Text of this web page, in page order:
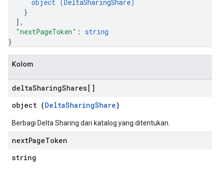
object ( DeltaSharingShare)
}
] ,
"nextPageToken" : string
}
Kolom
deltaSharingShares[]
object (DeltaSharingShare)
Berbagi Delta Sharing dari katalog yang ditentukan.
nextPageToken
string